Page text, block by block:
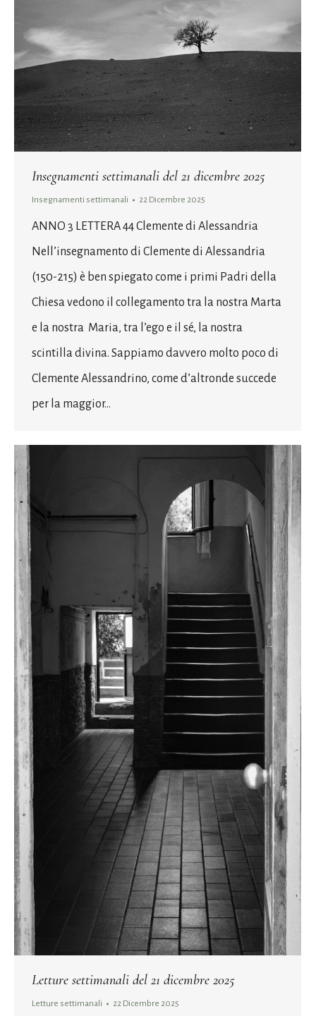
Insegnamenti settimanali del 21 dicembre 2025
Insegnamenti settimanali 22 Dicembre 2025
ANNO 3 LETTERA 44 Clemente di Alessandria
Nell’insegnamento di Clemente di Alessandria
(150-215) è ben spiegato come i primi Padri della
Chiesa vedono il collegamento tra la nostra Marta
e la nostra Maria, tra l’ego e il sé, la nostra
scintilla divina. Sappiamo davvero molto poco di
Clemente Alessandrino, come d’altronde succede
per la maggior…
Letture settimanali del 21 dicembre 2025
Letture settimanali 22 Dicembre 2025